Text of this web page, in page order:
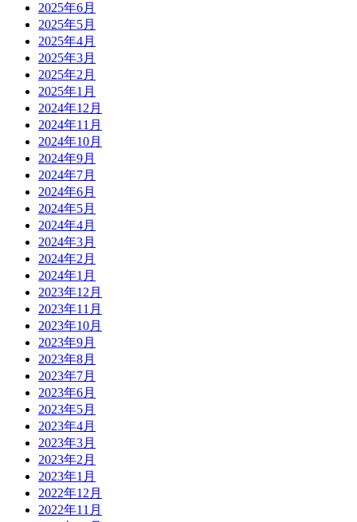
2025年6月
2025年5月
2025年4月
2025年3月
2025年2月
2025年1月
2024年12月
2024年11月
2024年10月
2024年9月
2024年7月
2024年6月
2024年5月
2024年4月
2024年3月
2024年2月
2024年1月
2023年12月
2023年11月
2023年10月
2023年9月
2023年8月
2023年7月
2023年6月
2023年5月
2023年4月
2023年3月
2023年2月
2023年1月
2022年12月
2022年11月